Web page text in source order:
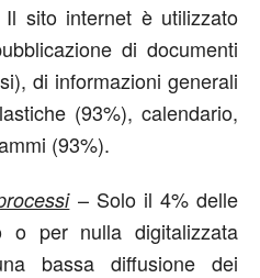
Il sito internet è utilizzato
di documenti
di informazioni generali
(93%), calendario,
(93%).
– Solo il 4% delle
o per nulla digitalizzata
bassa diffusione dei